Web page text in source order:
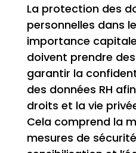
La protection des
personnelles dans
importance
doivent prendre
garantir la
des données RH
droits et la vie
Cela comprend la
mesures de